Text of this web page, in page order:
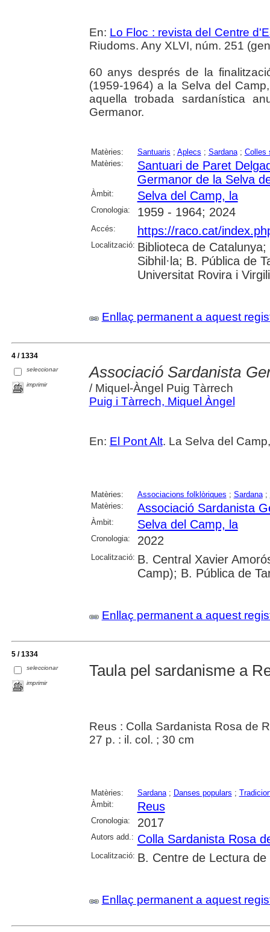
En: Lo Floc : revista del Centre
Riudoms. Any XLVI, núm. 251
60 anys després de la
(1959-1964) a la Selva del
aquella trobada sardanística
Germanor.
Matèries: Santuaris ; Aplecs ; Sardana; Colles
Matèries:
Santuari de Paret
Germanor de la Selva
Àmbit: Selva del Camp, la
Cronologia: 1959 - 1964; 2024
Accés: https://raco.cat/
Localització: Biblioteca de
Sibhil·la; B. Pública de
Universitat Rovira i Virgili
Enllaç permanent a aquest
4 / 1334
seleccionar
imprimir
Associació Sardanista
/ Miquel-Àngel Puig Tàrrech
Puig i Tàrrech, Miquel Àngel
En: El Pont Alt. La Selva del
Matèries: Associacions folklòriques ; Sardana;
Matèries:
Associació Sardanista
Àmbit: Selva del Camp, la
Cronologia: 2022
Localització: B. Central Xavier
Camp); B. Pública de
Enllaç permanent a aquest
5 / 1334
seleccionar
imprimir
Taula pel sardanisme a
Reus : Colla Sardanista Rosa de
27 p. : il. col. ; 30 cm
Matèries: Sardana; Danses populars ;
Àmbit:
Reus
Cronologia: 2017
Autors add.: Colla Sardanista Rosa
Localització: B. Centre de Lectura de
Enllaç permanent a aquest